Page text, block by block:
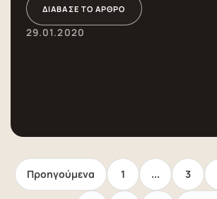
ΔΙΆΒΑΣΕ ΤΟ ΆΡΘΡΟ
29.01.2020
Προηγούμενα 1 … 3